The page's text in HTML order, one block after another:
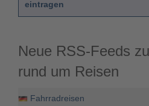
eintragen
Neue RSS-Feeds
rund um Reisen
Fahrradreisen